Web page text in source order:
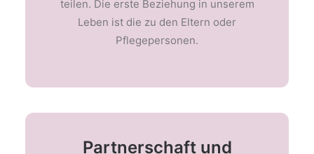
teilen. Die erste Beziehung in unserem
Leben ist die zu den Eltern oder
Pflegepersonen.
Partnerschaft und